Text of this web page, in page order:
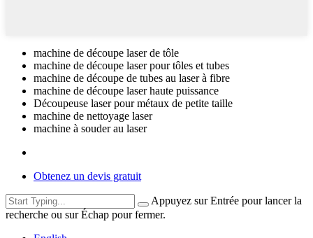
machine de découpe laser de tôle
machine de découpe laser pour tôles et tubes
machine de découpe de tubes au laser à fibre
machine de découpe laser haute puissance
Découpeuse laser pour métaux de petite taille
machine de nettoyage laser
machine à souder au laser
Obtenez un devis gratuit
Appuyez sur Entrée pour lancer la
recherche ou sur Échap pour fermer.